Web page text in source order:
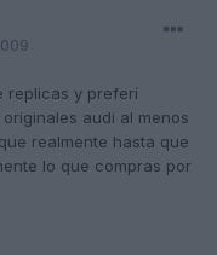
replicas y preferí
audi al menos
realmente hasta que
lo que compras por